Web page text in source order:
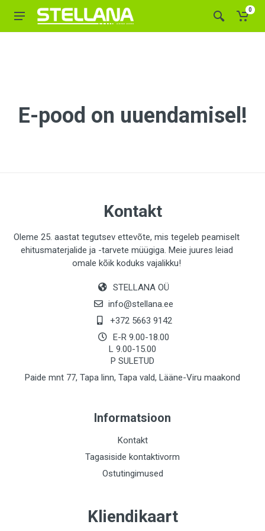
0
E-pood on uuendamisel!
Kontakt
Oleme 25. aastat tegutsev ettevõte, mis tegeleb peamiselt
ehitusmaterjalide ja -tarvete müügiga. Meie juures leiad
omale kõik koduks vajalikku!
STELLANA OÜ
info@stellana.ee
+372 5663 9142
E-R 9.00-18.00
L 9.00-15.00
P SULETUD
Paide mnt 77, Tapa linn, Tapa vald, Lääne-Viru maakond
Informatsioon
Kontakt
Tagasiside kontaktivorm
Ostutingimused
Kliendikaart